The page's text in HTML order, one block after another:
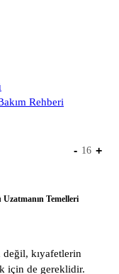
Rehberi
Temelleri
değil, kıyafetlerin
için de gereklidir.
- 16 +